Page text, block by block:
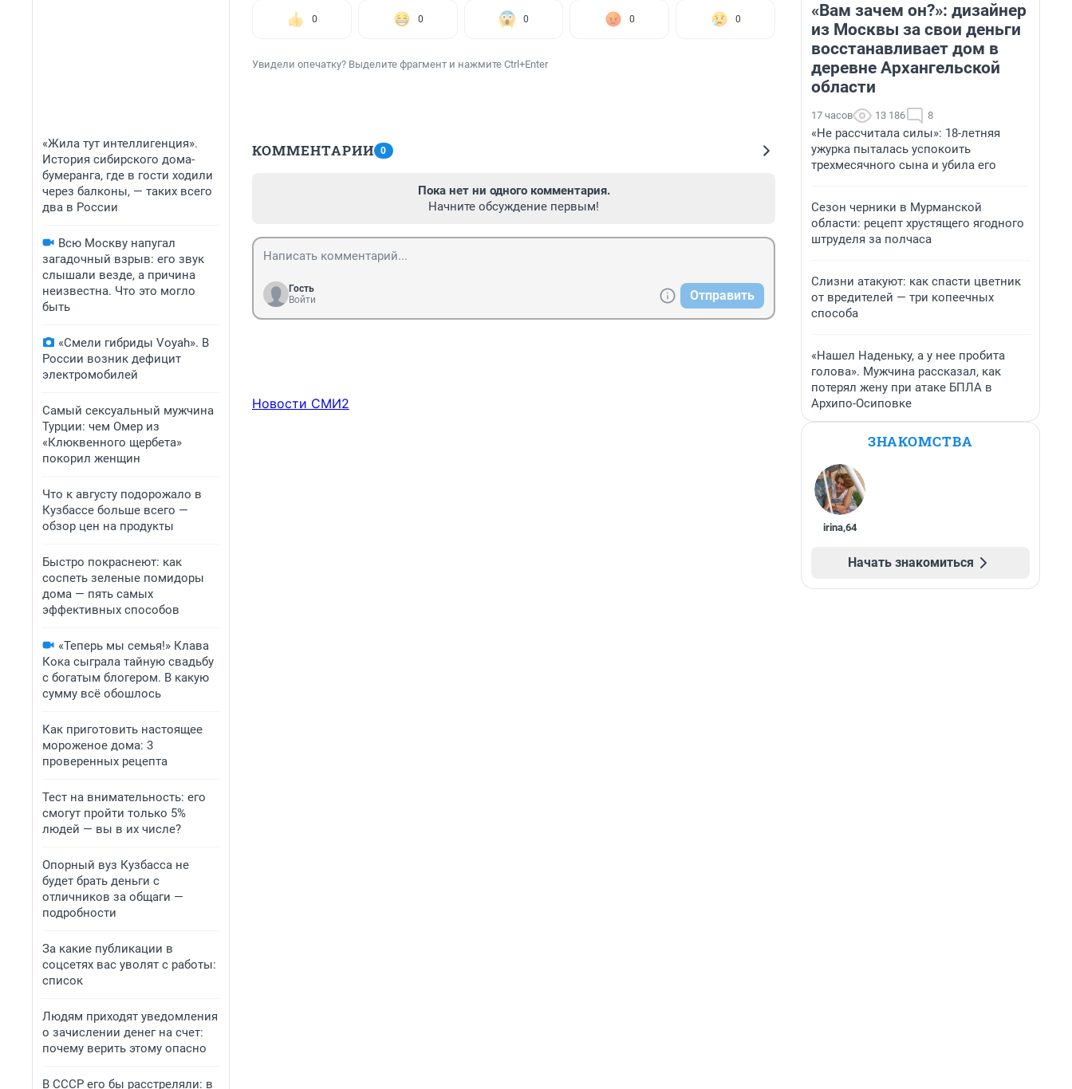
«Жила тут интеллигенция».
История сибирского дома-
бумеранга, где в гости ходили
через балконы, — таких всего
два в России
Всю Москву напугал
загадочный взрыв: его звук
слышали везде, а причина
неизвестна. Что это могло
быть
«Смели гибриды Voyah». В
России возник дефицит
электромобилей
Самый сексуальный мужчина
Турции: чем Омер из
«Клюквенного щербета»
покорил женщин
Что к августу подорожало в
Кузбассе больше всего —
обзор цен на продукты
Быстро покраснеют: как
соспеть зеленые помидоры
дома — пять самых
эффективных способов
«Теперь мы семья!» Клава
Кока сыграла тайную свадьбу
с богатым блогером. В какую
сумму всё обошлось
Как приготовить настоящее
мороженое дома: 3
проверенных рецепта
Тест на внимательность: его
смогут пройти только 5%
людей — вы в их числе?
Опорный вуз Кузбасса не
будет брать деньги с
отличников за общаги —
подробности
За какие публикации в
соцсетях вас уволят с работы:
список
Людям приходят уведомления
о зачислении денег на счет:
почему верить этому опасно
В СССР его бы расстреляли: в
0 0 0 0 0
Увидели опечатку? Выделите фрагмент и нажмите Ctrl+Enter
КОММЕНТАРИИ 0
Пока нет ни одного комментария.
Начните обсуждение первым!
Гость
Войти
Отправить
Новости СМИ2
«Вам зачем он?»: дизайнер
из Москвы за свои деньги
восстанавливает дом в
деревне Архангельской
области
17 часов 13 186 8
«Не рассчитала силы»: 18-летняя
ужурка пыталась успокоить
трехмесячного сына и убила его
Сезон черники в Мурманской
области: рецепт хрустящего ягодного
штруделя за полчаса
Слизни атакуют: как спасти цветник
от вредителей — три копеечных
способа
«Нашел Наденьку, а у нее пробита
голова». Мужчина рассказал, как
потерял жену при атаке БПЛА в
Архипо-Осиповке
ЗНАКОМСТВА
irina,64
Начать знакомиться